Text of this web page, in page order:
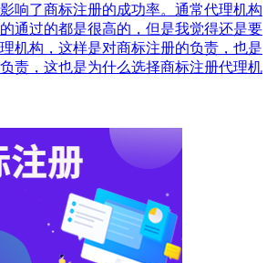
响了商标注册的成功率。通常代理机构
通过的都是很高的，但是我觉得还是要
机构，这样是对商标注册的负责，也是
责，这也是为什么选择商标注册代理机